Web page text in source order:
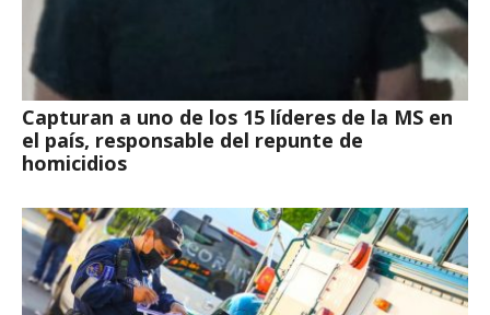
Capturan a uno de los 15 líderes de la MS en
el país, responsable del repunte de
homicidios